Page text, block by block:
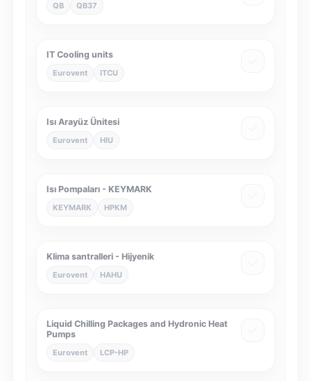
QB QB37
IT Cooling units
Eurovent ITCU
Isı Arayüz Ünitesi
Eurovent HIU
Isı Pompaları - KEYMARK
KEYMARK HPKM
Klima santralleri - Hijyenik
Eurovent HAHU
Liquid Chilling Packages and Hydronic Heat
Pumps
Eurovent LCP-HP